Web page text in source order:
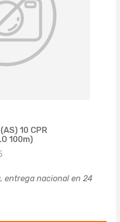
10 CPR
100m)
entrega nacional en 24